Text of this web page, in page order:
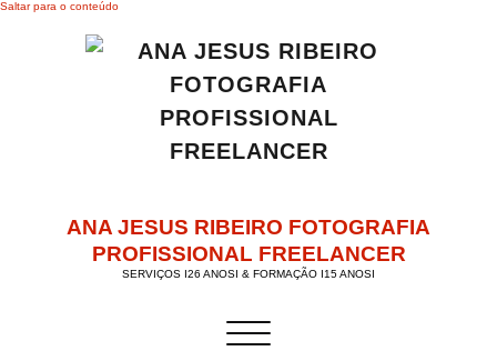
Saltar para o conteúdo
ANA JESUS RIBEIRO FOTOGRAFIA
PROFISSIONAL FREELANCER
SERVIÇOS I26 ANOSI & FORMAÇÃO I15 ANOSI
Alternar a navegação